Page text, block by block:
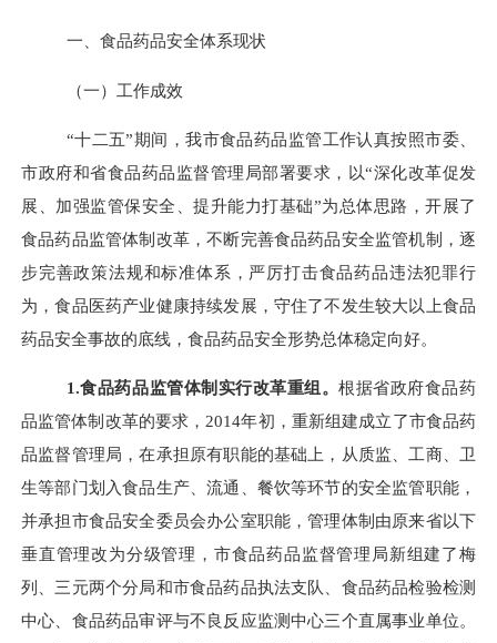
一、食品药品安全体系现状
（一）工作成效
“十二五”期间，我市食品药品监管工作认真按照市委、
市政府和省食品药品监督管理局部署要求，以“深化改革促发
展、加强监管保安全、提升能力打基础”为总体思路，开展了
食品药品监管体制改革，不断完善食品药品安全监管机制，逐
步完善政策法规和标准体系，严厉打击食品药品违法犯罪行
为，食品医药产业健康持续发展，守住了不发生较大以上食品
药品安全事故的底线，食品药品安全形势总体稳定向好。
1.食品药品监管体制实行改革重组。根据省政府食品药
品监管体制改革的要求， 2014年初，重新组建成立了市食品药
品监督管理局，在承担原有职能的基础上，从质监、工商、卫
生等部门划入食品生产、流通、餐饮等环节的安全监管职能，
并承担市食品安全委员会办公室职能，管理体制由原来省以下
垂直管理改为分级管理，市食品药品监督管理局新组建了梅
列、三元两个分局和市食品药品执法支队、食品药品检验检测
中心、食品药品审评与不良反应监测中心三个直属事业单位。